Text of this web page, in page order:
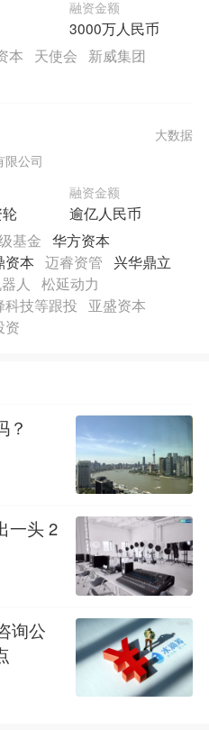
融资金额
3000万人民币
本 天使会
新威集团
限公司
融资金额
逾亿人民币
大数据
基金 华方资本
资本 迈睿资管
兴华鼎立
人
松延动力
科技等跟投
亚盛资本
资
？
一头 2
询公